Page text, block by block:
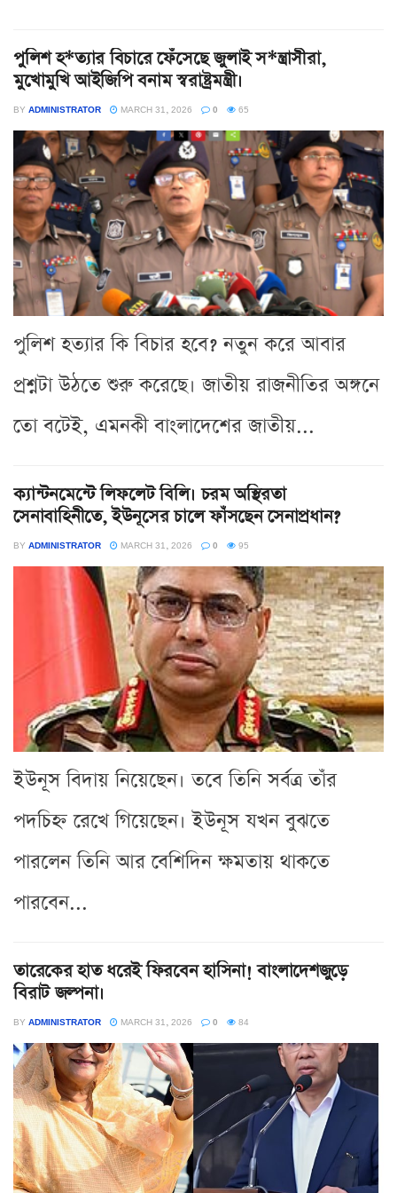
পুলিশ হ*ত্যার বিচারে ফেঁসেছে জুলাই স*ন্ত্রাসীরা,
মুখোমুখি আইজিপি বনাম স্বরাষ্ট্রমন্ত্রী।
BY ADMINISTRATOR MARCH 31, 2026 0 65
পুলিশ হত্যার কি বিচার হবে? নতুন করে আবার
প্রশ্নটা উঠতে শুরু করেছে। জাতীয় রাজনীতির অঙ্গনে
তো বটেই, এমনকী বাংলাদেশের জাতীয়...
ক্যান্টনমেন্টে লিফলেট বিলি। চরম অস্থিরতা
সেনাবাহিনীতে, ইউনূসের চালে ফাঁসছেন সেনাপ্রধান?
BY ADMINISTRATOR MARCH 31, 2026 0 95
ইউনূস বিদায় নিয়েছেন। তবে তিনি সর্বত্র তাঁর
পদচিহ্ন রেখে গিয়েছেন। ইউনূস যখন বুঝতে
পারলেন তিনি আর বেশিদিন ক্ষমতায় থাকতে
পারবেন...
তারেকের হাত ধরেই ফিরবেন হাসিনা! বাংলাদেশজুড়ে
বিরাট জল্পনা।
BY ADMINISTRATOR MARCH 31, 2026 0 84